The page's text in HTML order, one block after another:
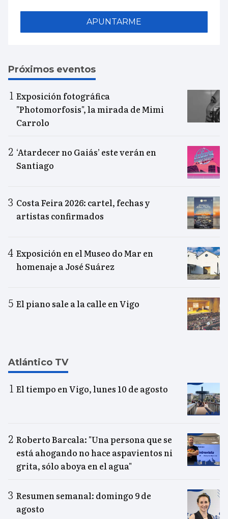
APUNTARME
Próximos eventos
Exposición fotográfica
"Photomorfosis", la mirada de Mimi
Carrolo
‘Atardecer no Gaiás’ este verán en
Santiago
Costa Feira 2026: cartel, fechas y
artistas confirmados
Exposición en el Museo do Mar en
homenaje a José Suárez
El piano sale a la calle en Vigo
Atlántico TV
El tiempo en Vigo, lunes 10 de agosto
Roberto Barcala: "Una persona que se
está ahogando no hace aspavientos ni
grita, sólo aboya en el agua"
Resumen semanal: domingo 9 de
agosto